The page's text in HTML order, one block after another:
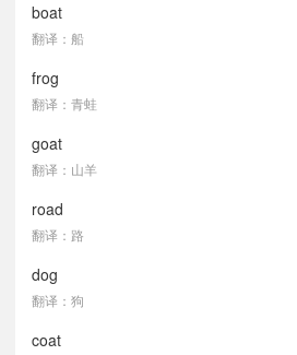
boat
翻译：船
frog
翻译：青蛙
goat
翻译：山羊
road
翻译：路
dog
翻译：狗
coat